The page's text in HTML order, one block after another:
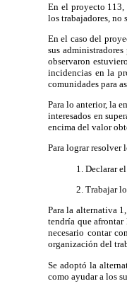
En el proyecto 113,
los trabajadores, no
En el caso del
sus
observaron
incidencias en la
comunidades para
Para lo anterior, la
interesados en
encima del valor
Para lograr resolver
1. Declarar
2. Trabajar
Para la alternativa
tendría que afrontar
necesario contar
organización del
Se adoptó la
como ayudar a los